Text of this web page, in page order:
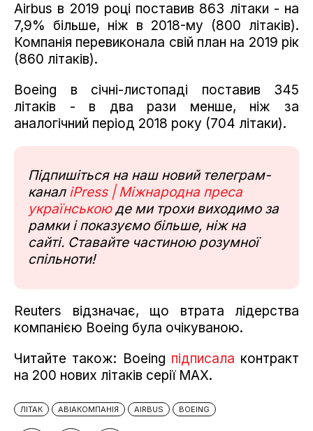
Airbus в 2019 році поставив 863 літаки - на
7,9% більше, ніж в 2018-му (800 літаків).
Компанія перевиконала свій план на 2019 рік
(860 літаків).
Boeing в січні-листопаді поставив 345
літаків - в два рази менше, ніж за
аналогічний період 2018 року (704 літаки).
Підпишіться на наш новий телеграм-
канал iPress | Міжнародна преса
українськоюде ми трохи виходимо за
рамки і показуємо більше, ніж на
сайті. Ставайте частиною розумної
спільноти!
Reuters відзначає, що втрата лідерства
компанією Boeing була очікуваною.
Читайте також: Boeing підписала контракт
на 200 нових літаків серії МАХ.
ЛІТАК АВІАКОМПАНІЯ AIRBUS BOEING